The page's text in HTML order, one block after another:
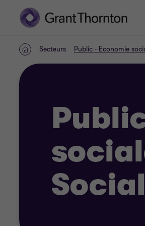
ACCUEIL
Secteurs Public - Economie